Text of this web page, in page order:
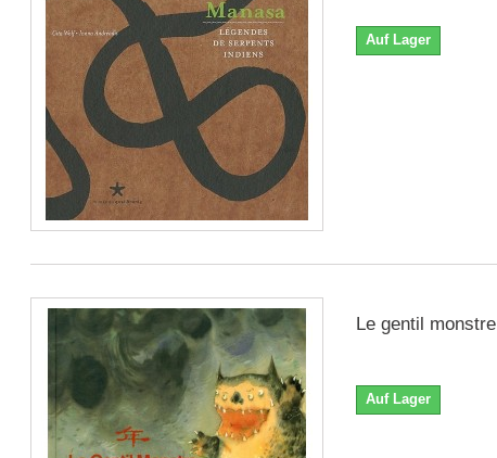
Auf Lager
Le gentil monstre
Auf Lager